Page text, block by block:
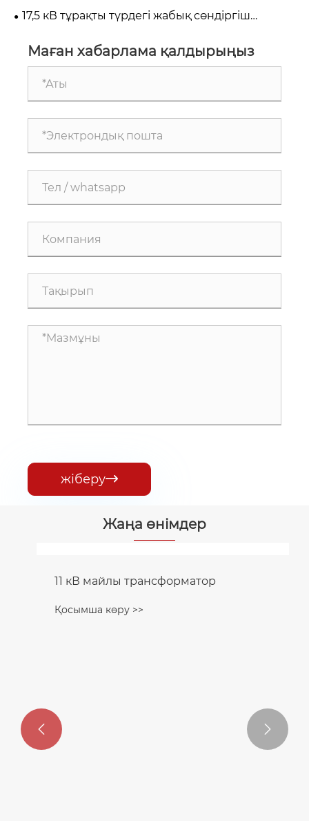
сөндіргіш орташа вольтты қуат жүйесінің
қауіпсіздігін қалай жақсартады?
17,5 кВ тұрақты түрдегі жабық сөндіргіш
қалай жақсартады?
Маған хабарлама қалдырыңыз
жіберу
Жаңа өнімдер
11 кВ майлы трансформатор
Қосымша көру >>
 